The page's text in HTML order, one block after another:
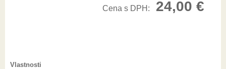
Cena s DPH: 24,00 €
Vlastnosti